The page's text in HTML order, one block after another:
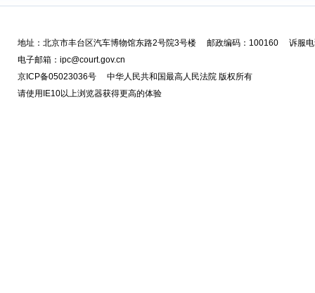
地址：北京市丰台区汽车博物馆东路2号院3号楼 邮政编码：100160 诉服
电子邮箱：ipc@court.gov.cn
京ICP备05023036号 中华人民共和国最高人民法院 版权所有
请使用IE10以上浏览器获得更高的体验